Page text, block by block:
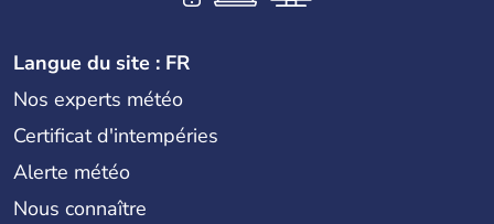
Langue du site : FR
Nos experts météo
Certificat d'intempéries
Alerte météo
Nous connaître